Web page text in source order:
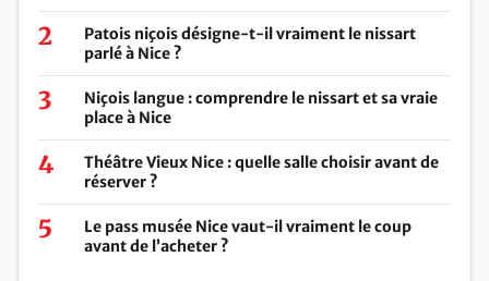
Patois niçois désigne-t-il vraiment le nissart
parlé à Nice ?
Niçois langue : comprendre le nissart et sa vraie
place à Nice
Théâtre Vieux Nice : quelle salle choisir avant de
réserver ?
Le pass musée Nice vaut-il vraiment le coup
avant de l’acheter ?